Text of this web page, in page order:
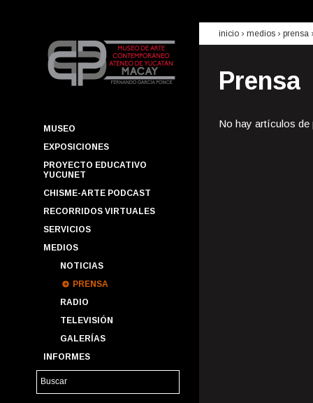
MUSEO
EXPOSICIONES
PROYECTO EDUCATIVO
YUCUNET
CHISME-ARTE PODCAST
RECORRIDOS VIRTUALES
SERVICIOS
MEDIOS
NOTICIAS
PRENSA
RADIO
TELEVISIÓN
GALERÍAS
INFORMES
inicio › medios › prensa
Prensa
No hay artículos de